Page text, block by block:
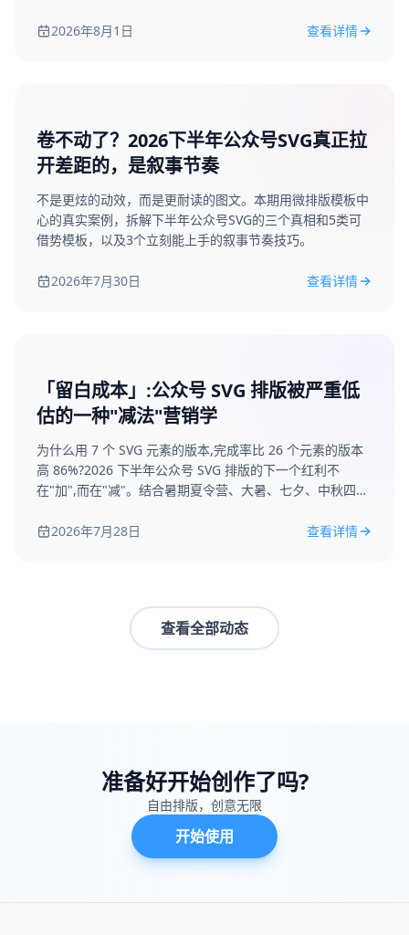
2026年8月1日
查看详情
卷不动了？2026下半年公众号SVG真正拉
开差距的，是叙事节奏
不是更炫的动效，而是更耐读的图文。本期用微排版模板中
心的真实案例，拆解下半年公众号SVG的三个真相和5类可
借势模板，以及3个立刻能上手的叙事节奏技巧。
2026年7月30日 查看详情
「留白成本」:公众号 SVG 排版被严重低
估的一种"减法"营销学
为什么用 7 个 SVG 元素的版本,完成率比 26 个元素的版本
高 86%?2026 下半年公众号 SVG 排版的下一个红利不
在"加",而在"减"。结合暑期夏令营、大暑、七夕、中秋四大
流,并附微排版模板库的逐条举证。
2026年7月28日 查看详情
查看全部动态
准备好开始创作了吗?
自由排版，创意无限
开始使用